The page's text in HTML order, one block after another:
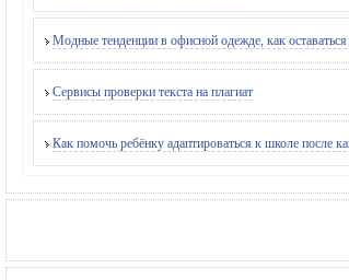
Модные тенденции в офисной одежде, как
Сервисы проверки текста на плагиат
Как помочь ребёнку адаптироваться к школе после